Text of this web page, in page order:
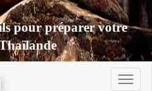
pour préparer votre